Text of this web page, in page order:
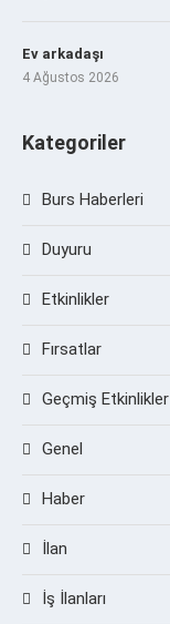
Ev arkadaşı
4 Ağustos 2026
Kategoriler
Burs Haberleri
Duyuru
Etkinlikler
Fırsatlar
Geçmiş Etkinlikler
Genel
Haber
İlan
İş İlanları